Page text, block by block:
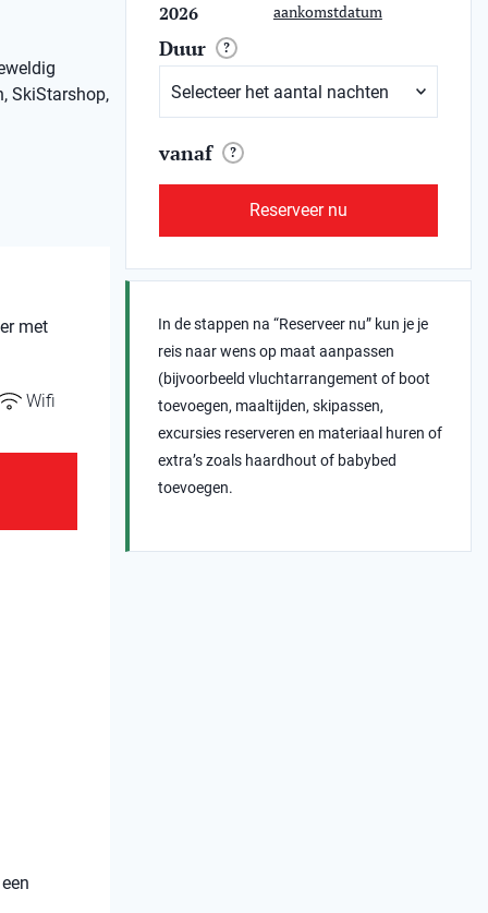
SkiStarshop,
met
Wifi
2026
aankomstdatum
Duur ?
vanaf ?
Reserveer nu
In de stappen na “Reserveer nu” kun je je
reis naar wens op maat aanpassen
(bijvoorbeeld vluchtarrangement of boot
toevoegen, maaltijden, skipassen,
excursies reserveren en materiaal huren of
extra’s zoals haardhout of babybed
toevoegen.